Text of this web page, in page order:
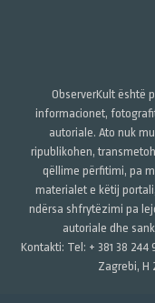
ObserverKult është
informacionet,
autoriale. Ato nuk
ripublikohen,
qëllime përfitimi, pa
materialet e këtij
ndërsa shfrytëzimi pa
autoriale dhe
Kontakti: Tel: + 381 38
Zagrebi, H